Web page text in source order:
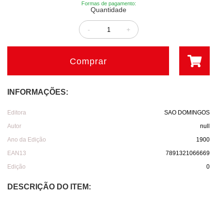
Formas de pagamento:
Quantidade
+
-
Comprar
INFORMAÇÕES:
Editora
SAO DOMINGOS
Autor
null
Ano da Edição
1900
EAN13
7891321066669
Edição
0
DESCRIÇÃO DO ITEM: